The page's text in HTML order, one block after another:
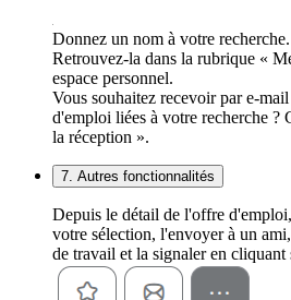
Donnez un nom à votre recherche.
Retrouvez-la dans la rubrique «
espace personnel.
Vous souhaitez recevoir par e-
d'emploi liées à votre recherche
la réception ».
7. Autres fonctionnalités
Depuis le détail de l'offre
votre sélection, l'envoyer à un
de travail et la signaler en cliquant